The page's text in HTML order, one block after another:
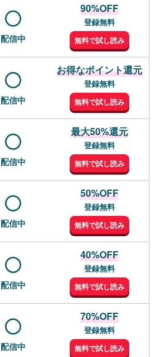
配信中
90%OFF
登録無料
無料で試し読み
配信中
お得なポイント還元
登録無料
無料で試し読み
配信中
最大50%還元
登録無料
無料で試し読み
配信中
50%OFF
登録無料
無料で試し読み
配信中
40%OFF
登録無料
無料で試し読み
配信中
70%OFF
登録無料
無料で試し読み